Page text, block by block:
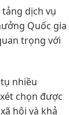
dịch vụ
Quốc gia
trọng với
nhiều
chọn được
hội và khả